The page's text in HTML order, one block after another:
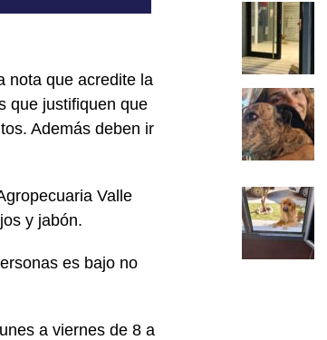
nota que acredite la
que justifiquen que
Además deben ir
Valle
y jabón.
es bajo no
a viernes de 8 a